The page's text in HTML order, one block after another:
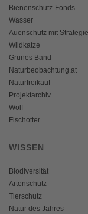
Bienenschutz-Fonds
Wasser
Auenschutz mit Strategie
Wildkatze
Grünes Band
Naturbeobachtung.at
Naturfreikauf
Projektarchiv
Wolf
Fischotter
WISSEN
Biodiversität
Artenschutz
Tierschutz
Natur des Jahres